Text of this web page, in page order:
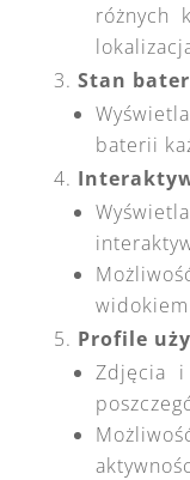
różnych
Stan
baterii
Profile
Zdjęcia